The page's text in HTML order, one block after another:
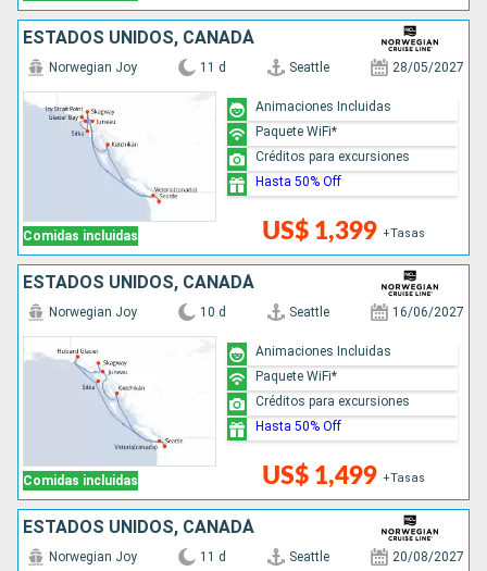
ESTADOS UNIDOS, CANADÁ
Comidas incluidas
Norwegian Joy 11 d Seattle 28/05/2027
US$ 1,399 +Tasas
Animaciones Incluidas
Paquete WiFi*
Créditos para excursiones
Hasta 50% Off
ESTADOS UNIDOS, CANADÁ
Comidas incluidas
Norwegian Joy 10 d Seattle 16/06/2027
US$ 1,499 +Tasas
Animaciones Incluidas
Paquete WiFi*
Créditos para excursiones
Hasta 50% Off
ESTADOS UNIDOS, CANADÁ
Norwegian Joy 11 d Seattle 20/08/2027